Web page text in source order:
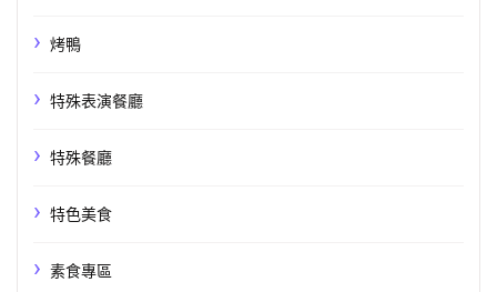
烤鴨
特殊表演餐廳
特殊餐廳
特色美食
素食專區